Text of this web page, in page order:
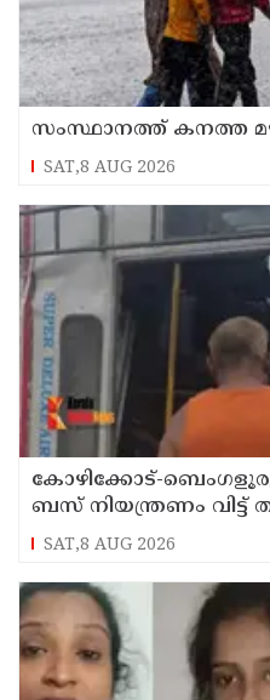
സംസ്ഥാനത്ത് കനത്ത
SAT,8 AUG 2026
കോഴിക്കോട്-
ബസ് നിയന്ത്രണം വിട്ട്
ഡ്രൈവര്‍ക്കും
SAT,8 AUG 2026